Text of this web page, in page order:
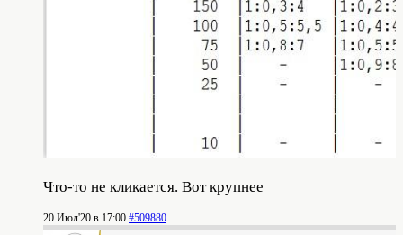
Что-то не кликается. Вот крупнее
20 Июл'20 в 17:00 #509880